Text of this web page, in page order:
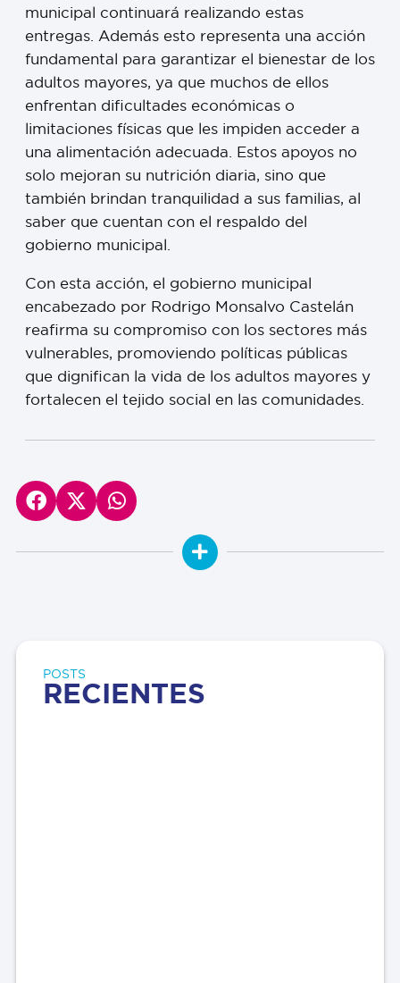
municipal continuará realizando estas
entregas. Además esto representa una acción
fundamental para garantizar el bienestar de los
adultos mayores, ya que muchos de ellos
enfrentan dificultades económicas o
limitaciones físicas que les impiden acceder a
una alimentación adecuada. Estos apoyos no
solo mejoran su nutrición diaria, sino que
también brindan tranquilidad a sus familias, al
saber que cuentan con el respaldo del
gobierno municipal.
Con esta acción, el gobierno municipal
encabezado por Rodrigo Monsalvo Castelán
reafirma su compromiso con los sectores más
vulnerables, promoviendo políticas públicas
que dignifican la vida de los adultos mayores y
fortalecen el tejido social en las comunidades.
POSTS
RECIENTES